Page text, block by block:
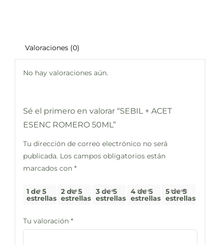
Valoraciones (0)
No hay valoraciones aún.
Sé el primero en valorar “SEBIL + ACET
ESENC ROMERO 50ML”
Tu dirección de correo electrónico no será
publicada. Los campos obligatorios están
marcados con *
1 de 5
estrellas
2 de 5
estrellas
3 de 5
estrellas
4 de 5
estrellas
5 de 5
estrellas
Tu valoración *